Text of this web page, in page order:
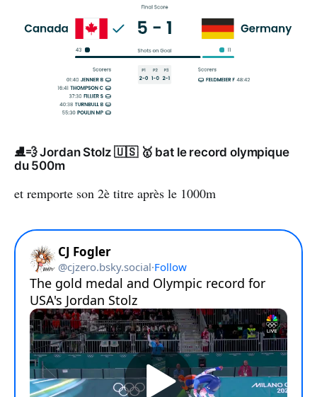
⛸️💨 Jordan Stolz 🇺🇸 🥇 bat le record olympique
du 500m
et remporte son 2è titre après le 1000m